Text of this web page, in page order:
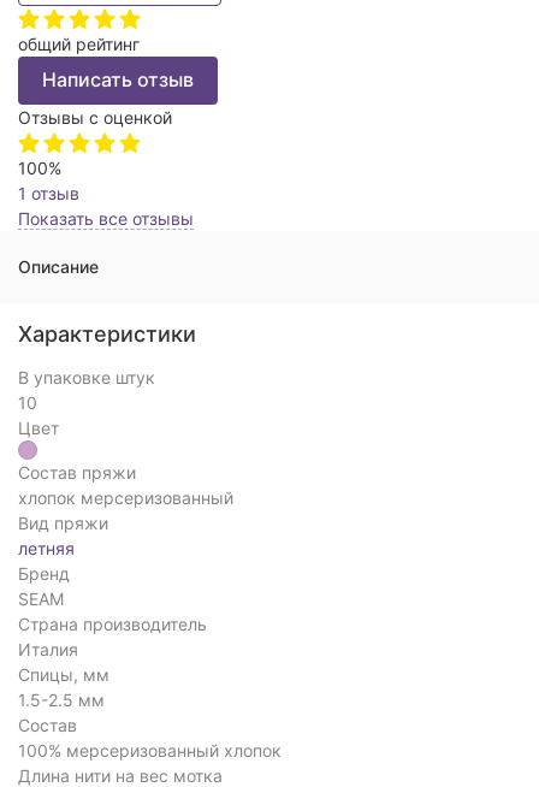
общий рейтинг
Написать отзыв
Отзывы с оценкой
100%
1 отзыв
Показать все отзывы
Описание
Характеристики
В упаковке штук
10
Цвет
Состав пряжи
хлопок мерсеризованный
Вид пряжи
летняя
Бренд
SEAM
Страна производитель
Италия
Спицы, мм
1.5-2.5 мм
Состав
100% мерсеризованный хлопок
Длина нити на вес мотка